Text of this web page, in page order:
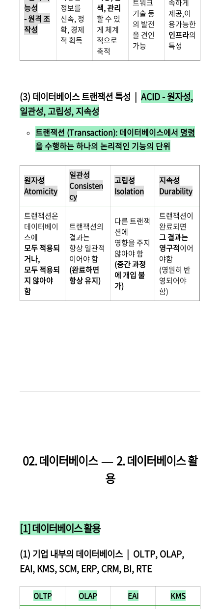
능성
- 원격 조
작성
정보를
신속, 정
확, 경제
적 획득
색, 관리
할 수 있
게 체계
적으로
축적
트워크
기술 등
의 발전
을 견인
가능
속하게
제공,이
용가능한
인프라의
특성
(3) 데이터베이스 트랜잭션 특성 | ACID - 원자성,
일관성, 고립성, 지속성
트랜잭션 (Transaction): 데이터베이스에서 명령
을 수행하는 하나의 논리적인 기능의 단위
원자성
Atomicity
일관성
Consisten
cy
고립성
Isolation
지속성
Durability
트랜잭션은
데이터베이
스에
모두 적용되
거나,
모두 적용되
지 않아야
함
트랜잭션의
결과는
항상 일관적
이어야 함
(완료하면
항상 유지)
다른 트랜잭
션에
영향을 주지
않아야 함
(중간 과정
에 개입 불
가)
트랜잭션이
완료되면
그 결과는
영구적이어
야함
(영원히 반
영되어야
함)
02. 데이터베이스 — 2. 데이터베이스 활
용
[1] 데이터베이스 활용
(1) 기업 내부의 데이터베이스 | OLTP, OLAP,
EAI, KMS, SCM, ERP, CRM, BI, RTE
OLTP OLAP EAI
KMS